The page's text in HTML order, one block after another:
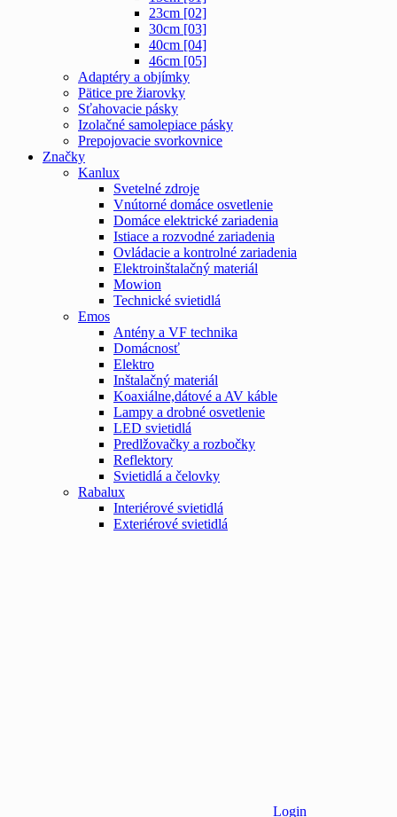
23cm [02]
30cm [03]
40cm [04]
46cm [05]
Adaptéry a objímky
Pätice pre žiarovky
Sťahovacie pásky
Izolačné samolepiace pásky
Prepojovacie svorkovnice
Značky
Kanlux
Svetelné zdroje
Vnútorné domáce osvetlenie
Domáce elektrické zariadenia
Istiace a rozvodné zariadenia
Ovládacie a kontrolné zariadenia
Elektroinštalačný materiál
Mowion
Technické svietidlá
Emos
Antény a VF technika
Domácnosť
Elektro
Inštalačný materiál
Koaxiálne,dátové a AV káble
Lampy a drobné osvetlenie
LED svietidlá
Predlžovačky a rozbočky
Reflektory
Svietidlá a čelovky
Rabalux
Interiérové svietidlá
Exteriérové svietidlá
Login